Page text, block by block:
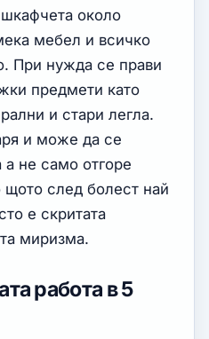
около
мебел и всичко
При нужда се прави
предмети като
и стари легла.
и може да се
а не само отгоре
след болест най
е скритата
миризма.
работа в 5